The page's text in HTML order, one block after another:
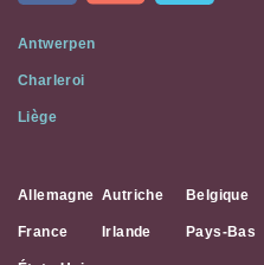
Social
Media
Antwerpen
Charleroi
Liège
Allemagne Autriche Belgique
France Irlande Pays-Bas